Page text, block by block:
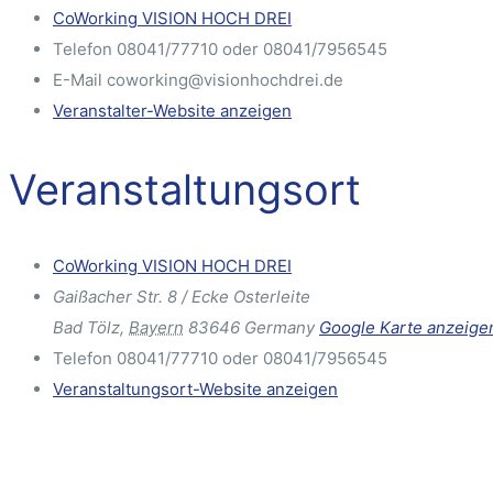
CoWorking VISION HOCH DREI
Telefon 08041/77710 oder 08041/7956545
E-Mail coworking@visionhochdrei.de
Veranstalter-Website anzeigen
Veranstaltungsort
CoWorking VISION HOCH DREI
Gaißacher Str. 8 / Ecke Osterleite
Bad Tölz, Bayern 83646 Germany Google Karte
Telefon 08041/77710 oder 08041/7956545
Veranstaltungsort-Website anzeigen